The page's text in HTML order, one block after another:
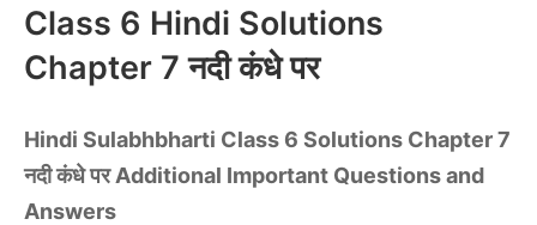
Class 6 Hindi Solutions
Chapter 7 नदी कंधे पर
Hindi Sulabhbharti Class 6 Solutions Chapter 7
नदी कंधे पर Additional Important Questions and
Answers